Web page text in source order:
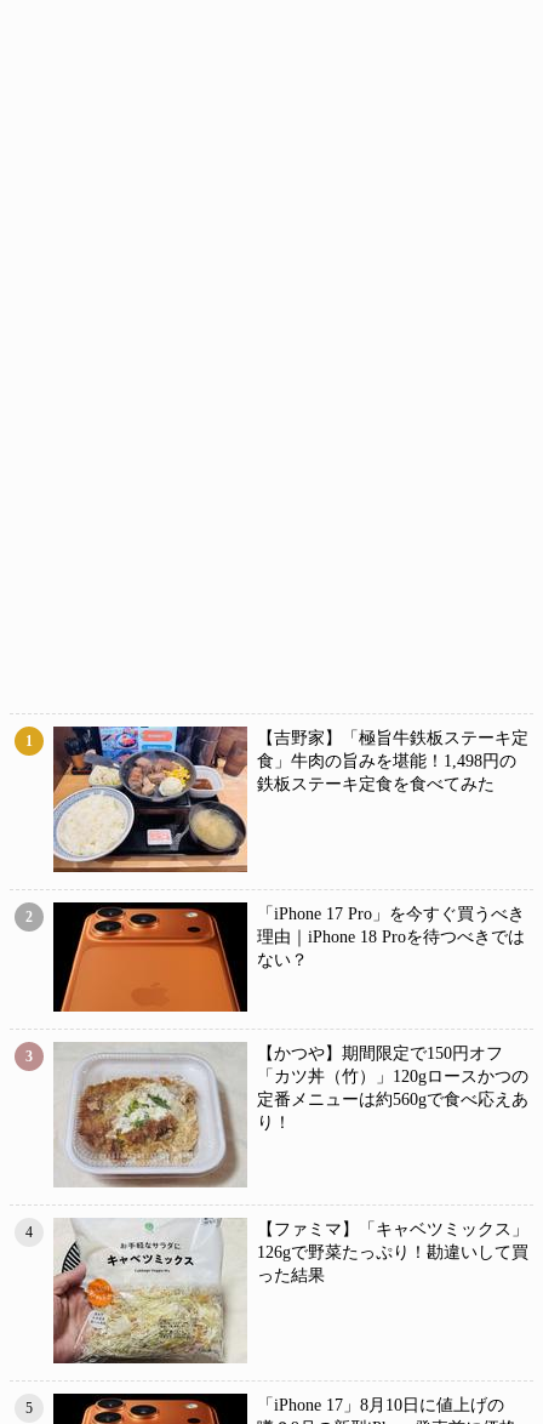
1
【吉野家】「極旨牛鉄板ステーキ定
食」牛肉の旨みを堪能！1,498円の
鉄板ステーキ定食を食べてみた
2
「iPhone 17 Pro」を今すぐ買うべき
理由｜iPhone 18 Proを待つべきでは
ない？
3
【かつや】期間限定で150円オフ
「カツ丼（竹）」120gロースかつの
定番メニューは約560gで食べ応えあ
り！
4
【ファミマ】「キャベツミックス」
126gで野菜たっぷり！勘違いして買
った結果
5
「iPhone 17」8月10日に値上げの